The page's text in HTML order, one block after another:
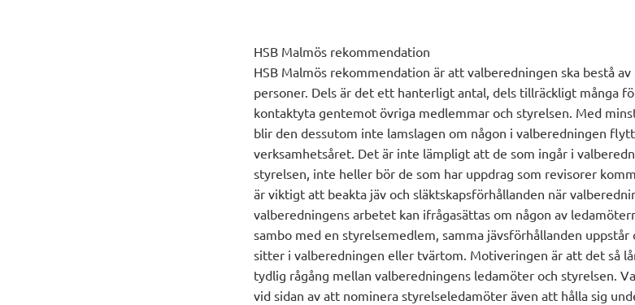
HSB Malmös rekommendation
HSB Malmös rekommendation är att valberedningen ska bestå
personer. Dels är det ett hanterligt antal, dels tillräckligt många
kontaktyta gentemot övriga medlemmar och styrelsen. Med
blir den dessutom inte lamslagen om någon i valberedningen
verksamhetsåret. Det är inte lämpligt att de som ingår i
styrelsen, inte heller bör de som har uppdrag som revisorer
är viktigt att beakta jäv och släktskapsförhållanden när
valberedningens arbetet kan ifrågasättas om någon av
sambo med en styrelsemedlem, samma jävsförhållanden
sitter i valberedningen eller tvärtom. Motiveringen är att det så
tydlig rågång mellan valberedningens ledamöter och styrelsen.
vid sidan av att nominera styrelseledamöter även att hålla sig